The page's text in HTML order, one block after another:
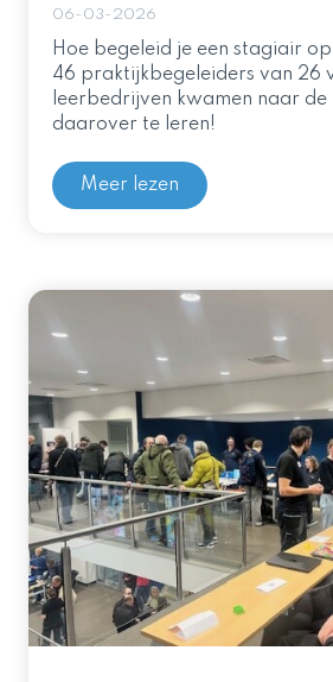
06-03-2026
Hoe begeleid je een stagiair
46 praktijkbegeleiders van 26
leerbedrijven kwamen naar de
daarover te leren!
Meer lezen